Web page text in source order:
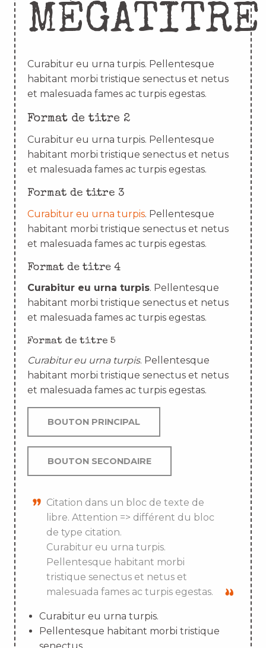
MÉGATITRE
Curabitur eu urna turpis. Pellentesque
habitant morbi tristique senectus et netus
et malesuada fames ac turpis egestas.
Format de titre 2
Curabitur eu urna turpis. Pellentesque
habitant morbi tristique senectus et netus
et malesuada fames ac turpis egestas.
Format de titre 3
Curabitur eu urna turpis. Pellentesque
habitant morbi tristique senectus et netus
et malesuada fames ac turpis egestas.
Format de titre 4
Curabitur eu urna turpis. Pellentesque
habitant morbi tristique senectus et netus
et malesuada fames ac turpis egestas.
Format de titre 5
Curabitur eu urna turpis. Pellentesque
habitant morbi tristique senectus et netus
et malesuada fames ac turpis egestas.
BOUTON PRINCIPAL
BOUTON SECONDAIRE
Citation dans un bloc de texte de
libre. Attention => différent du bloc
de type citation.
Curabitur eu urna turpis.
Pellentesque habitant morbi
tristique senectus et netus et
malesuada fames ac turpis egestas.
Curabitur eu urna turpis.
Pellentesque habitant morbi tristique